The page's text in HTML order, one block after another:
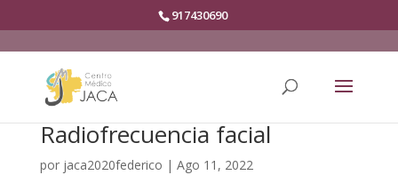
917430690
Radiofrecuencia facial
por jaca2020federico | Ago 11, 2022